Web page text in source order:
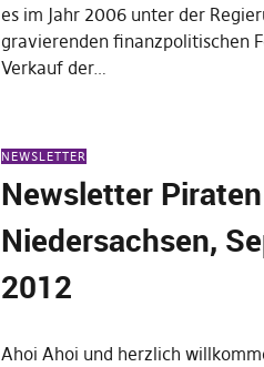
es im Jahr 2006 unter der
gravierenden finanzpolitischen
Verkauf der…
NEWSLETTER
Newsletter Piraten
Niedersachsen,
2012
Ahoi Ahoi und herzlich